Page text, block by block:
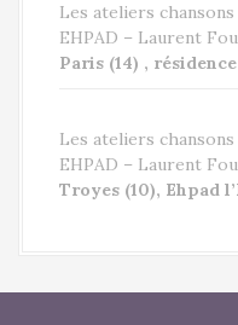
Les ateliers
EHPAD – Laurent
Paris (14) ,
Les ateliers
EHPAD – Laurent
Troyes (10), Ehpad